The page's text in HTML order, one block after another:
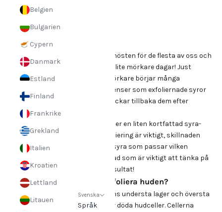
Belgien
Bulgarien
Cypern
Danmark
Estland
Finland
Frankrike
Grekland
Italien
Kroatien
Lettland
Litauen
Svenska
Språk
Syra-skola!
September markerar början på hösten för de flesta av oss och
vi förbereder oss för mysiga och lite mörkare dagar! Just
eftersom att dagarna blir allt mörkare börjar många
välkomna lite mer aktiva ingredienser som exfoliernade syror
till hudvårdsrutinen igen och plockar tillbaka dem efter
sommarens rutin.
Vi tänkte att det var passande mer en liten kortfattad syra-
skola där vi förklarar varför exfoliering är viktigt, skillnaden
mellan olika syror, vilken typ av syra som passar vilken
hudtyp och hudtillstånd samt vad som är viktigt att tänka på
vid exfoliering för ett optimalt resultat!
Varför ska vi exfoliera huden?
Våra hudceller bildas i överhudens understa lager och översta
hudlagret (hornlagret) består av döda hudceller. Cellerna